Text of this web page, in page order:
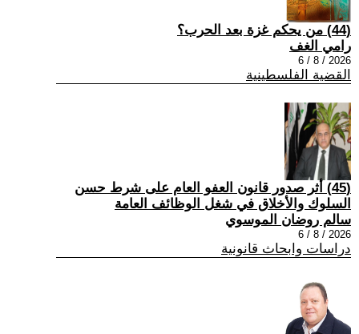
(44) من يحكم غزة بعد الحرب؟
رامي الغف
2026 / 8 / 6
القضية الفلسطينية
(45) أثر صدور قانون العفو العام على شرط حسن
السلوك والأخلاق في شغل الوظائف العامة
سالم روضان الموسوي
2026 / 8 / 6
دراسات وابحاث قانونية